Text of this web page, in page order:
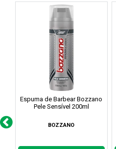
Espuma de Barbear Bozzano
Pele Sensível 200ml
BOZZANO